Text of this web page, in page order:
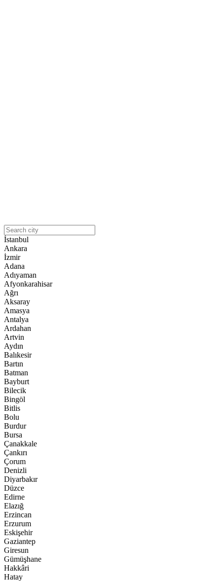
İstanbul
Ankara
İzmir
Adana
Adıyaman
Afyonkarahisar
Ağrı
Aksaray
Amasya
Antalya
Ardahan
Artvin
Aydın
Balıkesir
Bartın
Batman
Bayburt
Bilecik
Bingöl
Bitlis
Bolu
Burdur
Bursa
Çanakkale
Çankırı
Çorum
Denizli
Diyarbakır
Düzce
Edirne
Elazığ
Erzincan
Erzurum
Eskişehir
Gaziantep
Giresun
Gümüşhane
Hakkâri
Hatay